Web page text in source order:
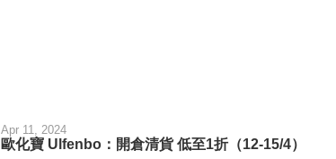
Apr 11, 2024
歐化寶 Ulfenbo：開倉清貨 低至1折（12-15/4）